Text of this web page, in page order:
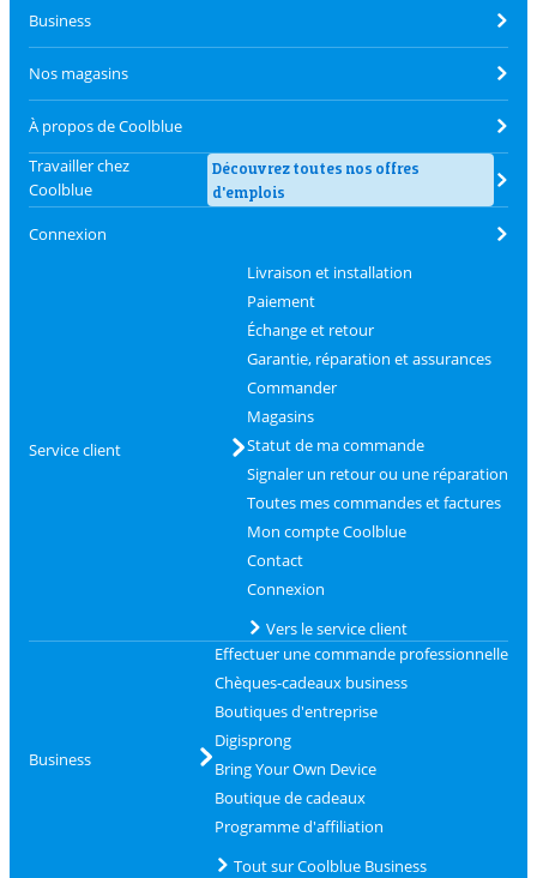
Business
Nos magasins
À propos de Coolblue
Travailler chez
Coolblue
Découvrez toutes nos offres
d'emplois
Connexion
Service client
Livraison et installation
Paiement
Échange et retour
Garantie, réparation et assurances
Commander
Magasins
Statut de ma commande
Signaler un retour ou une réparation
Toutes mes commandes et factures
Mon compte Coolblue
Contact
Connexion
Vers le service client
Business
Effectuer une commande professionnelle
Chèques-cadeaux business
Boutiques d'entreprise
Digisprong
Bring Your Own Device
Boutique de cadeaux
Programme d'affiliation
Tout sur Coolblue Business